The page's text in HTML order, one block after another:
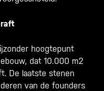
hoogtepunt
dat 10.000 m2
De laatste stenen
van de founders